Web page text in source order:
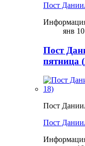
Пост
янв
Пост
пятница
Пост
Пост